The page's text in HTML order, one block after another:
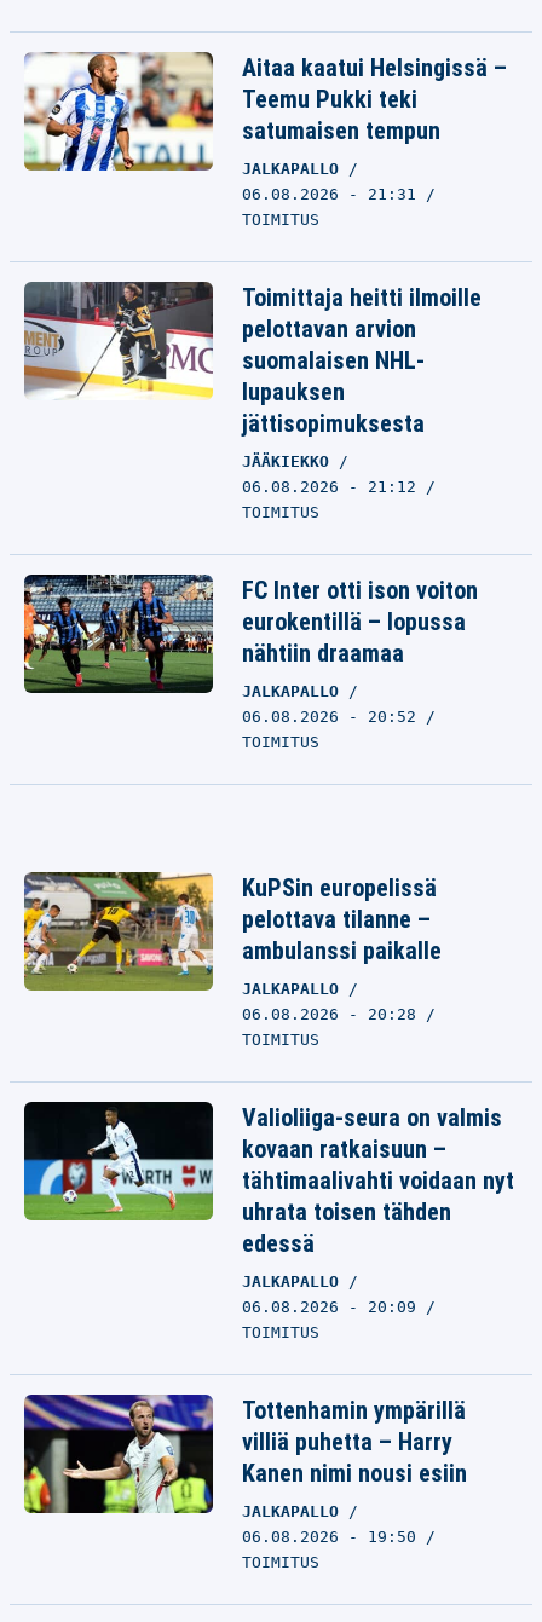
Aitaa kaatui Helsingissä –
Teemu Pukki teki
satumaisen tempun
JALKAPALLO
06.08.2026 - 21:31
TOIMITUS
Toimittaja heitti ilmoille
pelottavan arvion
suomalaisen NHL-
lupauksen
jättisopimuksesta
JÄÄKIEKKO
06.08.2026 - 21:12
TOIMITUS
FC Inter otti ison voiton
eurokentillä – lopussa
nähtiin draamaa
JALKAPALLO
06.08.2026 - 20:52
TOIMITUS
KuPSin europelissä
pelottava tilanne –
ambulanssi paikalle
JALKAPALLO
06.08.2026 - 20:28
TOIMITUS
Valioliiga-seura on valmis
kovaan ratkaisuun –
tähtimaalivahti voidaan nyt
uhrata toisen tähden
edessä
JALKAPALLO
06.08.2026 - 20:09
TOIMITUS
Tottenhamin ympärillä
villiä puhetta – Harry
Kanen nimi nousi esiin
JALKAPALLO
06.08.2026 - 19:50
TOIMITUS